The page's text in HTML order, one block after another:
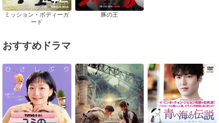
ミッション・ボディーガ
ード
豚の王
おすすめドラマ